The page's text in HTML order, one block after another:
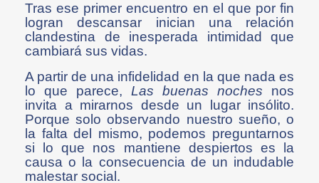
Tras ese primer encuentro en el que por fin
logran descansar inician una relación
clandestina de inesperada intimidad que
cambiará sus vidas.
A partir de una infidelidad en la que nada es
lo que parece, Las buenas noches nos
invita a mirarnos desde un lugar insólito.
Porque solo observando nuestro sueño, o
la falta del mismo, podemos preguntarnos
si lo que nos mantiene despiertos es la
causa o la consecuencia de un indudable
malestar social.